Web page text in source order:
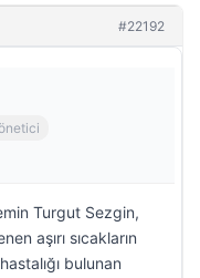
#22192
Turgut Sezgin,
aşırı sıcakların
bulunan